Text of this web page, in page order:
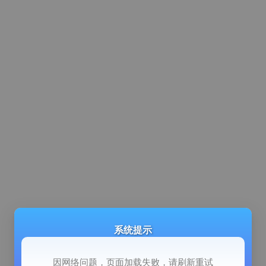
系统提示
因网络问题，页面加载失败，请刷新重试